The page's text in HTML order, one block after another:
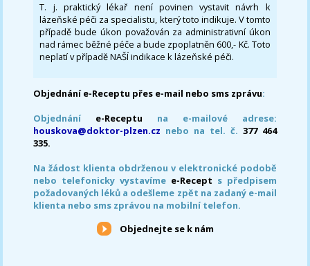
T. j. praktický lékař není povinen vystavit návrh k
lázeňské péči za specialistu, který toto indikuje. V tomto
případě bude úkon považován za administrativní úkon
nad rámec běžné péče a bude zpoplatněn 600,- Kč. Toto
neplatí v případě NAŠÍ indikace k lázeňské péči.
Objednání e-Receptu přes e-mail nebo sms zprávu:
Objednání e-Receptu na e-mailové adrese:
houskova@doktor-plzen.cz nebo na tel. č. 377 464
335.
Na žádost klienta obdrženou v elektronické podobě
nebo telefonicky vystavíme e-Recept s předpisem
požadovaných léků a odešleme zpět na zadaný e-mail
klienta nebo sms zprávou na mobilní telefon.
Objednejte se k nám